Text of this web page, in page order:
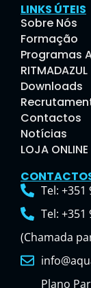
LINKS ÚTEIS
Sobre Nós
Formação
Programas
RITMADAZUL
Downloads
Contactos
Notícias
LOJA ONLINE
Tel: +351
Tel: +351
(Chamada
Plano